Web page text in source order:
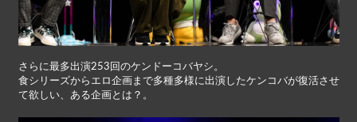
さらに最多出演253回のケンドーコバヤシ。
食シリーズからエロ企画まで多種多様に出演したケンコバが復活させ
て欲しい、ある企画とは？。